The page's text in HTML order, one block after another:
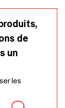
de
un
les